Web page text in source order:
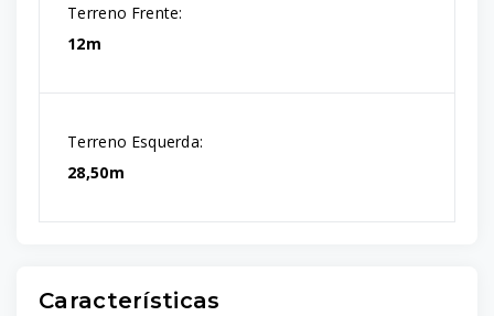
Terreno Frente:
12m
Terreno Esquerda:
28,50m
Características